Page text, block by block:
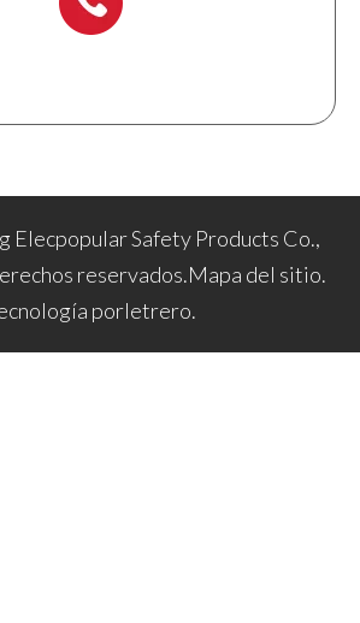
Elecpopular Safety Products Co.,
reservados.Mapa del sitio.
porletrero.